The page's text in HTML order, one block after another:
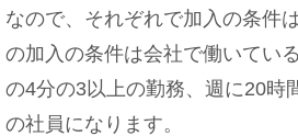
方・孵化しない原因
なので、それぞれで加入の条件
の加入の条件は会社で働いてい
の4分の3以上の勤務、週に20時
の社員になります。